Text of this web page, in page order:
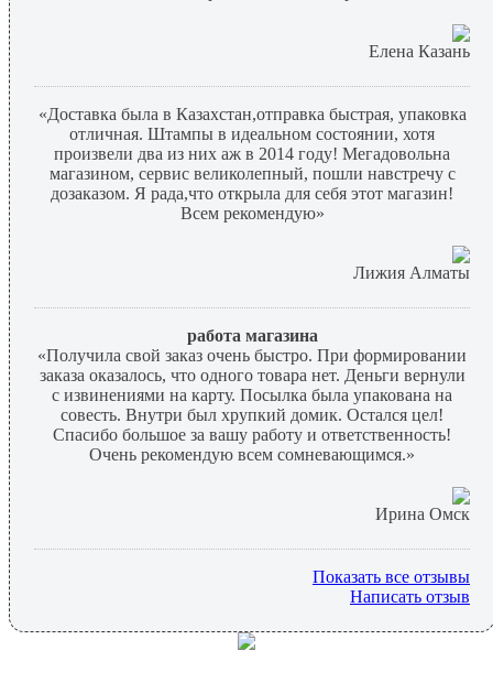
Елена Казань
«Доставка была в Казахстан,отправка быстрая, упаковка
отличная. Штампы в идеальном состоянии, хотя
произвели два из них аж в 2014 году! Мегадовольна
магазином, сервис великолепный, пошли навстречу с
дозаказом. Я рада,что открыла для себя этот магазин!
Всем рекомендую»
Лижия Алматы
работа магазина
«Получила свой заказ очень быстро. При формировании
заказа оказалось, что одного товара нет. Деньги вернули
с извинениями на карту. Посылка была упакована на
совесть. Внутри был хрупкий домик. Остался цел!
Спасибо большое за вашу работу и ответственность!
Очень рекомендую всем сомневающимся.»
Ирина Омск
Показать все отзывы
Написать отзыв